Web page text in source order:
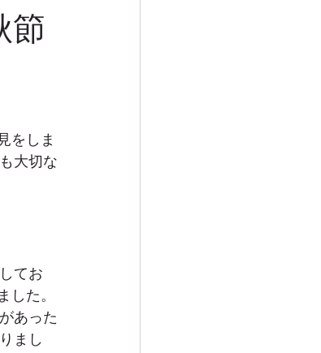
節
をしま
大切な
てお
た。
あった
まし